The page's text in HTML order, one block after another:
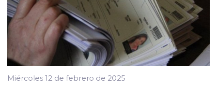
Miércoles 12 de febrero de 2025